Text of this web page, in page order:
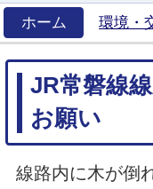
ホーム
環境・
JR常磐線
お願い
線路内に木が倒